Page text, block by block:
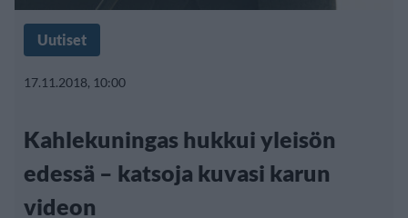
Uutiset
17.11.2018, 10:00
Kahlekuningas hukkui yleisön
edessä – katsoja kuvasi karun
videon